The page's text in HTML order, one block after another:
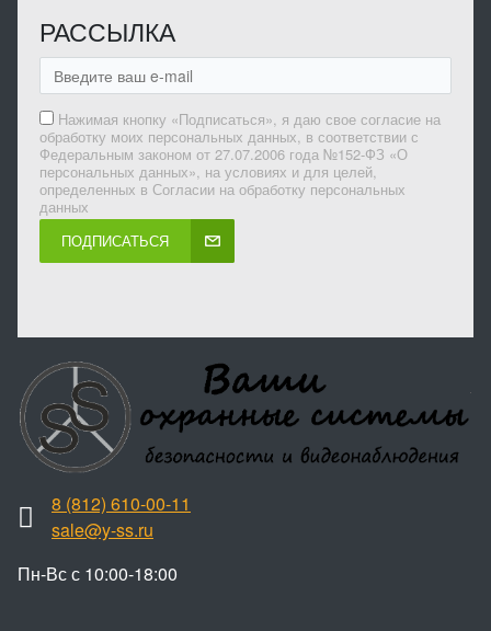
РАССЫЛКА
Нажимая кнопку «Подписаться», я даю свое согласие на
обработку моих персональных данных, в соответствии с
Федеральным законом от 27.07.2006 года №152-ФЗ «О
персональных данных», на условиях и для целей,
определенных в Согласии на обработку персональных
данных
ПОДПИСАТЬСЯ
8 (812) 610-00-11
sale@y-ss.ru
Пн-Вс с 10:00-18:00